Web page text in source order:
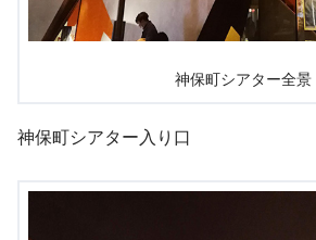
神保町シアター全景
神保町シアター入り口